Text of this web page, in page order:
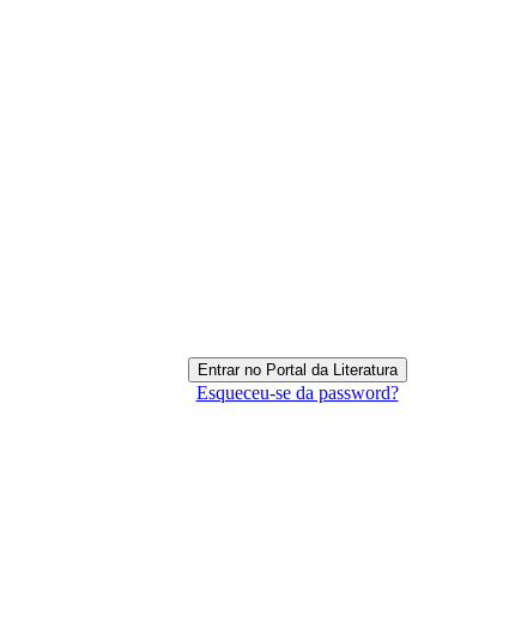
Esqueceu-se da password?